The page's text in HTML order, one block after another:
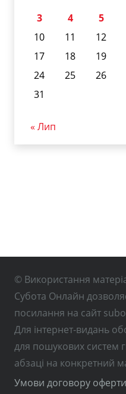
3
4 5
10
11 12
17
18 19
24
25 26
31
« Лип
© Використання
Субота Онлайн
посилання на сайт
Для інтернет-видань
для пошукових систем
абзаці на конкретний
Умови договору оферти